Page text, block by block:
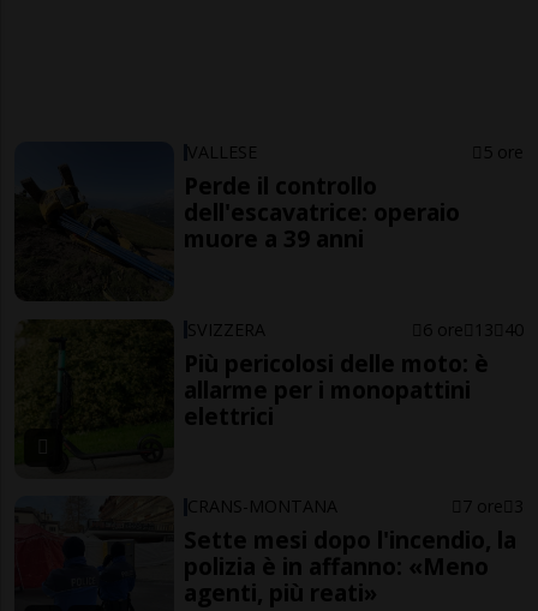
VALLESE 5 ore
Perde il controllo
dell'escavatrice: operaio
muore a 39 anni
SVIZZERA 6 ore 13 40
Più pericolosi delle moto: è
allarme per i monopattini
elettrici
CRANS-MONTANA 7 ore 3
Sette mesi dopo l'incendio, la
polizia è in affanno: «Meno
agenti, più reati»